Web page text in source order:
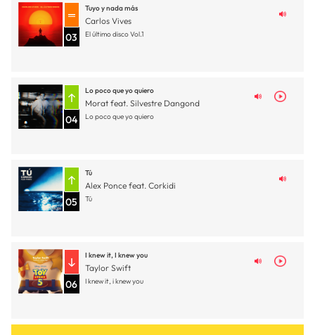
03
Tuyo y nada más
Carlos Vives
El último disco Vol.1
04
Lo poco que yo quiero
Morat feat. Silvestre Dangond
Lo poco que yo quiero
05
Tú
Alex Ponce feat. Corkidi
Tú
06
I knew it, I knew you
Taylor Swift
I knew it, i knew you